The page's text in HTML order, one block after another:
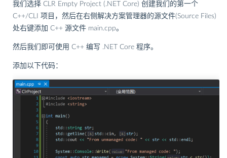
我们选择 CLR Empty Project (.NET Core) 创建我们的第一个
C++/CLI 项目，然后在右侧解决方案管理器的源文件(Source Files)
处右键添加 C++ 源文件 main.cpp。
然后我们即可使用 C++ 编写 .NET Core 程序。
添加以下代码：